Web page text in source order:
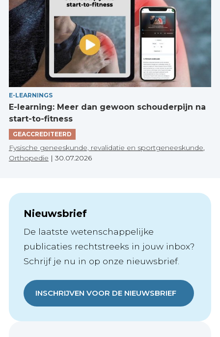
E-LEARNINGS
E-learning: Meer dan gewoon schouderpijn na
start-to-fitness
GEACCREDITEERD
Fysische geneeskunde, revalidatie en sportgeneeskunde
Orthopedie | 30.07.2026
Nieuwsbrief
De laatste wetenschappelijke
publicaties rechtstreeks in jouw inbox?
Schrijf je nu in op onze nieuwsbrief.
INSCHRIJVEN VOOR DE NIEUWSBRIEF